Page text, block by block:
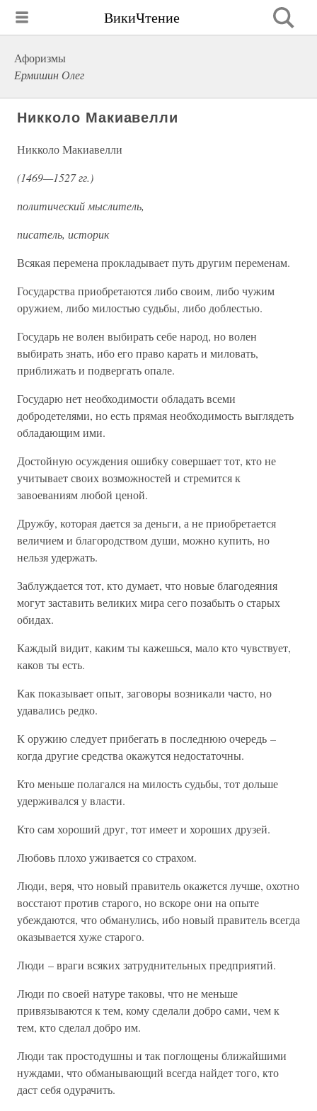
ВикиЧтение
Афоризмы
Ермишин Олег
Никколо Макиавелли
Никколо Макиавелли
(1469—1527 гг.)
политический мыслитель,
писатель, историк
Всякая перемена прокладывает путь другим переменам.
Государства приобретаются либо своим, либо чужим
оружием, либо милостью судьбы, либо доблестью.
Государь не волен выбирать себе народ, но волен
выбирать знать, ибо его право карать и миловать,
приближать и подвергать опале.
Государю нет необходимости обладать всеми
добродетелями, но есть прямая необходимость выглядеть
обладающим ими.
Достойную осуждения ошибку совершает тот, кто не
учитывает своих возможностей и стремится к
завоеваниям любой ценой.
Дружбу, которая дается за деньги, а не приобретается
величием и благородством души, можно купить, но
нельзя удержать.
Заблуждается тот, кто думает, что новые благодеяния
могут заставить великих мира сего позабыть о старых
обидах.
Каждый видит, каким ты кажешься, мало кто чувствует,
каков ты есть.
Как показывает опыт, заговоры возникали часто, но
удавались редко.
К оружию следует прибегать в последнюю очередь –
когда другие средства окажутся недостаточны.
Кто меньше полагался на милость судьбы, тот дольше
удерживался у власти.
Кто сам хороший друг, тот имеет и хороших друзей.
Любовь плохо уживается со страхом.
Люди, веря, что новый правитель окажется лучше, охотно
восстают против старого, но вскоре они на опыте
убеждаются, что обманулись, ибо новый правитель всегда
оказывается хуже старого.
Люди – враги всяких затруднительных предприятий.
Люди по своей натуре таковы, что не меньше
привязываются к тем, кому сделали добро сами, чем к
тем, кто сделал добро им.
Люди так простодушны и так поглощены ближайшими
нуждами, что обманывающий всегда найдет того, кто
даст себя одурачить.